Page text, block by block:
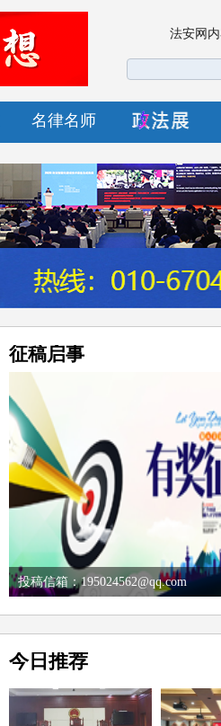
法安网
名律名师
征稿启事
投稿信箱：195024562@qq.com
今日推荐